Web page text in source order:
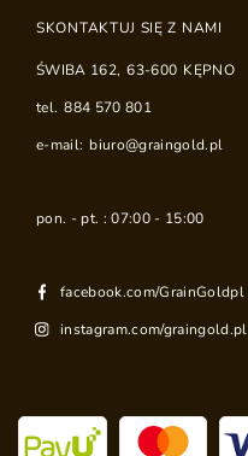
SKONTAKTUJ SIĘ Z NAMI
ŚWIBA 162, 63-600 KĘPNO
tel. 884 570 801
e-mail: biuro@graingold.pl
pon. - pt. : 07:00 - 15:00
facebook.com/GrainGoldpl
instagram.com/graingold.pl